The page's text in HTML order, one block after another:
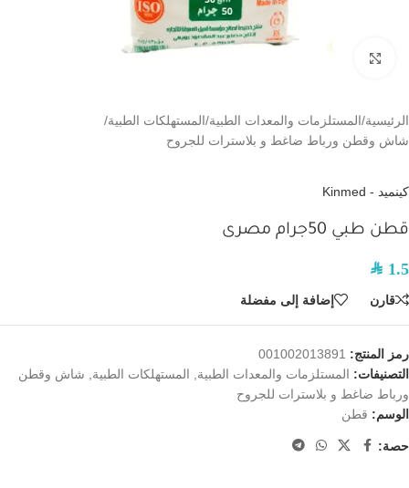
الرئيسية/المستلزمات والمعدات الطبية/المستهلكات الطبية/
شاش وقطن ورباط ضاغط و بلاسترات للجروح
كينميد - Kinmed
قطن طبي 50جرام مصرى
SAR 1.5
قارن إضافة إلى مفضلة
رمز المنتج: 001002013891
التصنيفات: المستلزمات والمعدات الطبية المستهلكات الطبية
شاش وقطن
ورباط ضاغط و بلاسترات للجروح
الوسم: قطن
حصة: